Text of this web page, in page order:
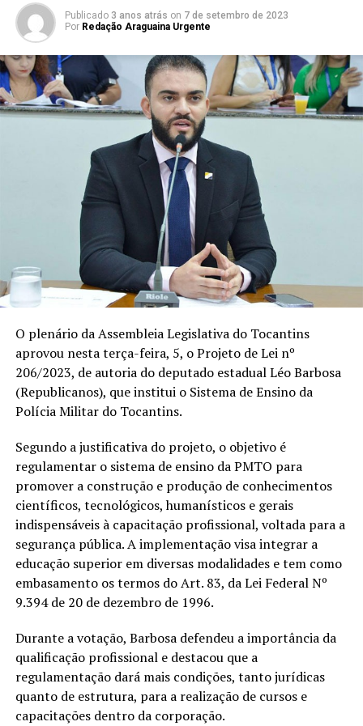
Publicado 3 anos atrás on 7 de setembro de 2023
Por Redação Araguaina Urgente
O plenário da Assembleia Legislativa do Tocantins
aprovou nesta terça-feira, 5, o Projeto de Lei nº
206/2023, de autoria do deputado estadual Léo Barbosa
(Republicanos), que institui o Sistema de Ensino da
Polícia Militar do Tocantins.
Segundo a justificativa do projeto, o objetivo é
regulamentar o sistema de ensino da PMTO para
promover a construção e produção de conhecimentos
científicos, tecnológicos, humanísticos e gerais
indispensáveis à capacitação profissional, voltada para a
segurança pública. A implementação visa integrar a
educação superior em diversas modalidades e tem como
embasamento os termos do Art. 83, da Lei Federal Nº
9.394 de 20 de dezembro de 1996.
Durante a votação, Barbosa defendeu a importância da
qualificação profissional e destacou que a
regulamentação dará mais condições, tanto jurídicas
quanto de estrutura, para a realização de cursos e
capacitações dentro da corporação.